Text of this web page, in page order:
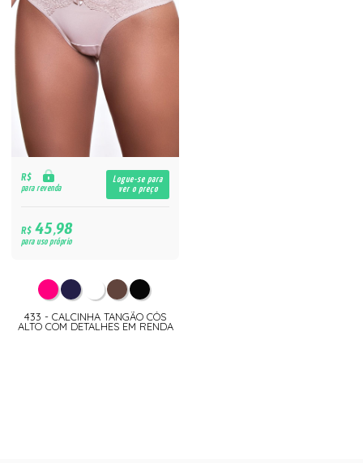
R$
para revenda
Logue-se para
ver o preço
R$45,98
para uso próprio
433 - CALCINHA TANGÃO CÓS
ALTO COM DETALHES EM RENDA